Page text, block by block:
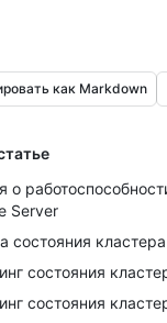
как Markdown
о
Server
состояния
состояния
состояния